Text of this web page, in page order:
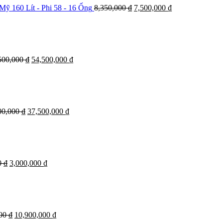
160 Lít - Phi 58 - 16 Ống 8,350,000₫ 7,500,000 ₫
₫ 54,500,000 ₫
₫ 37,500,000 ₫
₫ 3,000,000 ₫
₫ 10,900,000 ₫